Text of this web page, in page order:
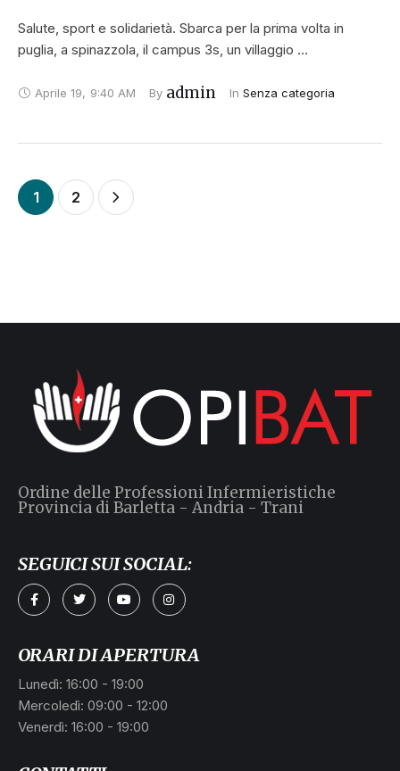
Salute, sport e solidarietà. Sbarca per la prima volta in
puglia, a spinazzola, il campus 3s, un villaggio …
Aprile 19, 9:40 AM By admin In Senza categoria
1 2
ORARI DI APERTURA
Lunedì: 16:00 - 19:00
Mercoledì: 09:00 - 12:00
Venerdì: 16:00 - 19:00
Ordine delle Professioni Infermieristiche
Provincia di Barletta - Andria - Trani
SEGUICI SUI SOCIAL: